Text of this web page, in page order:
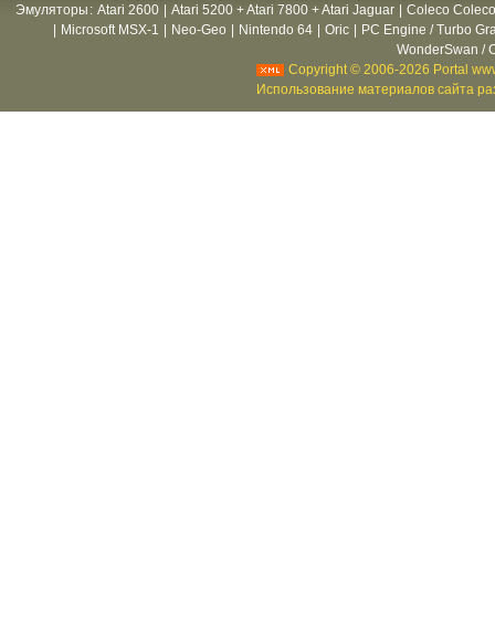
Эмуляторы : Atari 2600 Atari 5200 + Atari 7800 + Atari Jaguar
Coleco
Microsoft MSX-1 Neo-Geo Nintendo 64 Oric
PC Engine / Turbo
WonderSwan /
Copyright © 2006-2026 Portal
Использование материалов сайта